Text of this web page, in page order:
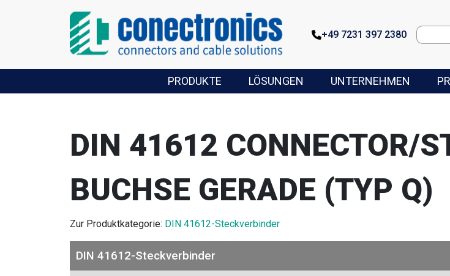
+49 7231 397 2380
PRODUKTE LÖSUNGEN UNTERNEHMEN
DIN 41612 CONNECTOR/
BUCHSE GERADE (TYP Q)
Zur Produktkategorie: DIN 41612-Steckverbinder
DIN 41612-Steckverbinder